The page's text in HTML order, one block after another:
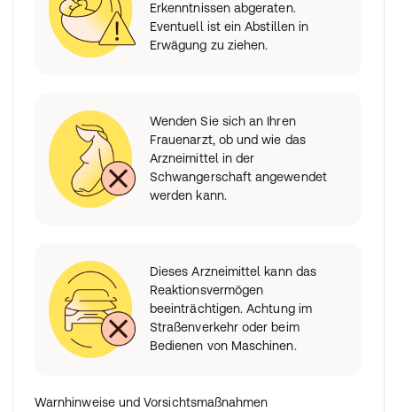
Erkenntnissen abgeraten.
Eventuell ist ein Abstillen in
Erwägung zu ziehen.
Wenden Sie sich an Ihren
Frauenarzt, ob und wie das
Arzneimittel in der
Schwangerschaft angewendet
werden kann.
Dieses Arzneimittel kann das
Reaktionsvermögen
beeinträchtigen. Achtung im
Straßenverkehr oder beim
Bedienen von Maschinen.
Warnhinweise und Vorsichtsmaßnahmen